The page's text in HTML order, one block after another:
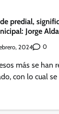
predial,
Jorge
2024 0
más se han
con lo cual